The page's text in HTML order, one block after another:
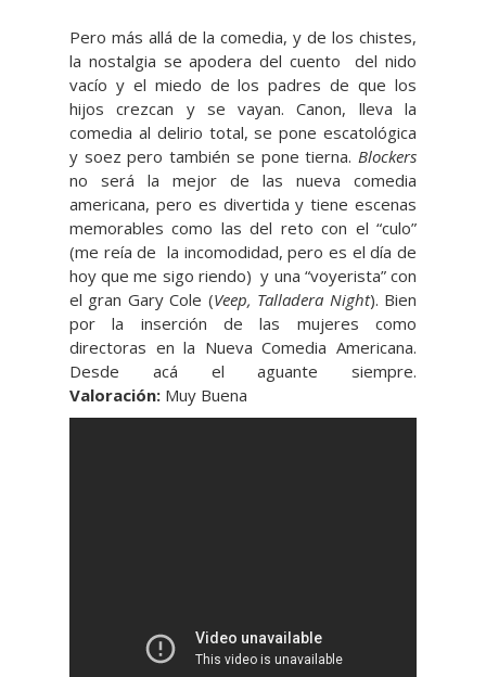
Pero más allá de la comedia, y de los chistes,
la nostalgia se apodera del cuento del nido
vacío y el miedo de los padres de que los
hijos crezcan y se vayan. Canon, lleva la
comedia al delirio total, se pone escatológica
y soez pero también se pone tierna. Blockers
no será la mejor de las nueva comedia
americana, pero es divertida y tiene escenas
memorables como las del reto con el “culo”
(me reía de la incomodidad, pero es el día de
hoy que me sigo riendo) y una “voyerista” con
el gran Gary Cole (Veep, Talladera Night). Bien
por la inserción de las mujeres como
directoras en la Nueva Comedia Americana.
Desde acá el aguante siempre.
Valoración: Muy Buena